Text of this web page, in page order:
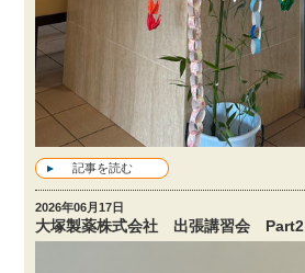
記事を読む
2026年06月17日
大塚製薬株式会社 出張講習会 Part2